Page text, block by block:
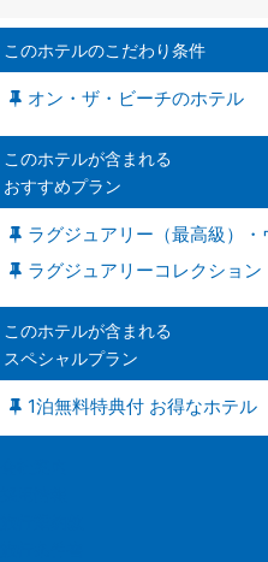
このホテルのこだわり条件
オン・ザ・ビーチのホテル
このホテルが含まれる
おすすめプラン
ラグジュアリー（最高級）・
ラグジュアリーコレクション
このホテルが含まれる
スペシャルプラン
1泊無料特典付 お得なホテル